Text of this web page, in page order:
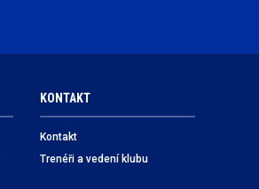
KONTAKT
Kontakt
Trenéři a vedení klubu